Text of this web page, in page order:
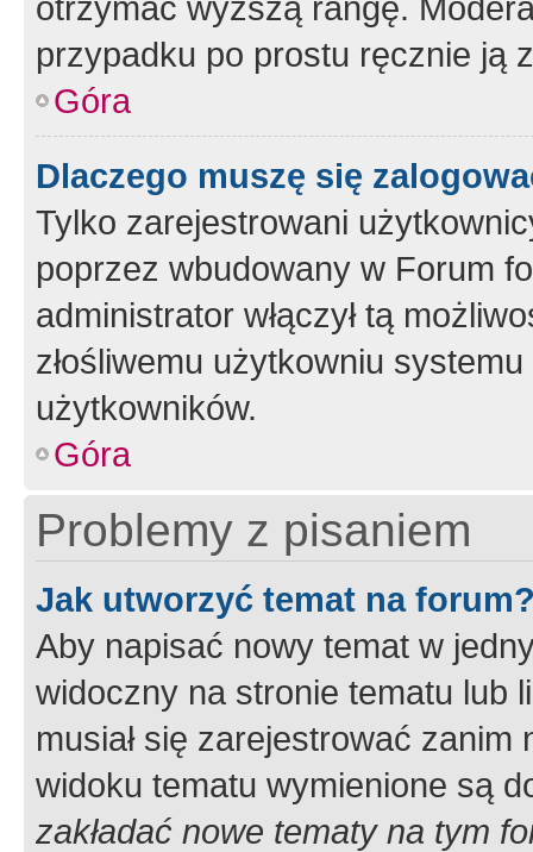
przypadku po prostu ręcznie ją
Góra
Dlaczego muszę się
Tylko zarejestrowani
poprzez wbudowany w Forum
administrator włączył tą
złośliwemu użytkowniu
użytkowników.
Góra
Problemy z pisaniem
Jak utworzyć temat na
Aby napisać nowy temat w
widoczny na stronie tematu lub
musiał się zarejestrować
widoku tematu wymienione są
zakładać nowe tematy na tym